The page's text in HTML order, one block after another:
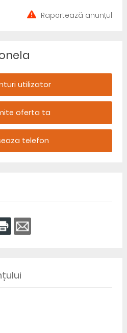
Raportează anunțul
utilizator
oferta ta
telefon